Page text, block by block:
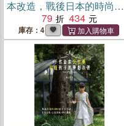
本改造，戰後日本的時尚文
化史【暢銷珍藏版】
79 434
庫存：4